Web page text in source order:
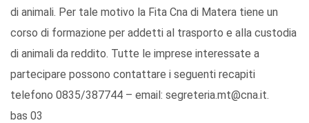
di animali. Per tale motivo la Fita Cna di Matera tiene un
corso di formazione per addetti al trasporto e alla custodia
di animali da reddito. Tutte le imprese interessate a
partecipare possono contattare i seguenti recapiti
telefono 0835/387744 – email: segreteria.mt@cna.it.
bas 03